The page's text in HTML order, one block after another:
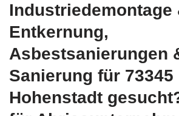
Industriedemontage
Entkernung,
Asbestsanierungen
Sanierung für 73345
Hohenstadt